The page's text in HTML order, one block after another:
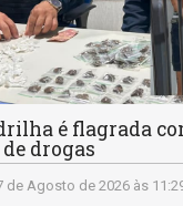
é flagrada
drogas
de Agosto de 2026 às